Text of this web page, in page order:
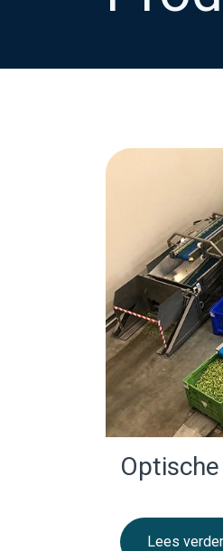
Lees verder